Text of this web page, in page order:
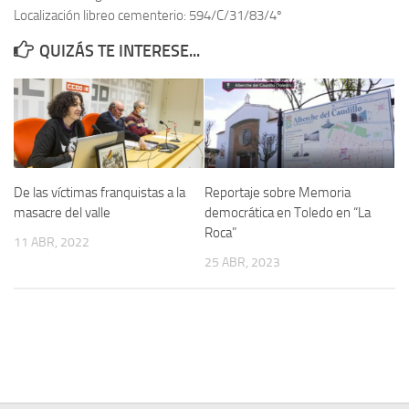
Memoria Histórica
Investigación previa de la represión en Talavera de la Reina (1937-
1947).
Informe Represión en Toledo 1936-1947 | Buscador
Informe de la fosa de abril de 1939 de Tembleque
Enciclopedia Republicana
Militantes históricos IR
Localización libreo cementerio: 594/C/31/83/4º
QUIZÁS TE INTERESE...
De las víctimas franquistas a la
masacre del valle
11 ABR, 2022
Reportaje sobre Memoria
democrática en Toledo en “La
Roca”
25 ABR, 2023